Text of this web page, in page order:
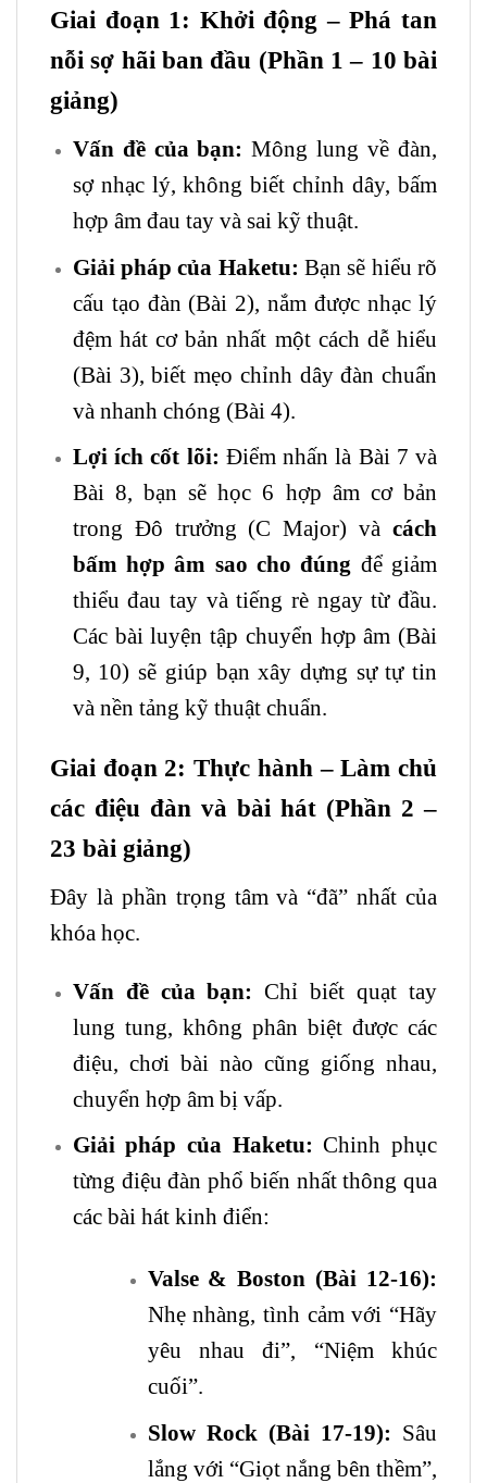
Giai đoạn 1: Khởi động – Phá tan
nỗi sợ hãi ban đầu (Phần 1 – 10 bài
giảng)
Vấn đề của bạn: Mông lung về đàn,
sợ nhạc lý, không biết chỉnh dây, bấm
hợp âm đau tay và sai kỹ thuật.
Giải pháp của Haketu: Bạn sẽ hiểu rõ
cấu tạo đàn (Bài 2), nắm được nhạc lý
đệm hát cơ bản nhất một cách dễ hiểu
(Bài 3), biết mẹo chỉnh dây đàn chuẩn
và nhanh chóng (Bài 4).
Lợi ích cốt lõi: Điểm nhấn là Bài 7 và
Bài 8, bạn sẽ học 6 hợp âm cơ bản
trong Đô trưởng (C Major) và cách
bấm hợp âm sao cho đúng để giảm
thiểu đau tay và tiếng rè ngay từ đầu.
Các bài luyện tập chuyển hợp âm (Bài
9, 10) sẽ giúp bạn xây dựng sự tự tin
và nền tảng kỹ thuật chuẩn.
Giai đoạn 2: Thực hành – Làm chủ
các điệu đàn và bài hát (Phần 2 –
23 bài giảng)
Đây là phần trọng tâm và “đã” nhất của
khóa học.
Vấn đề của bạn: Chỉ biết quạt tay
lung tung, không phân biệt được các
điệu, chơi bài nào cũng giống nhau,
chuyển hợp âm bị vấp.
Giải pháp của Haketu: Chinh phục
từng điệu đàn phổ biến nhất thông qua
các bài hát kinh điển:
Valse & Boston (Bài 12-16):
Nhẹ nhàng, tình cảm với “Hãy
yêu nhau đi”, “Niệm khúc
cuối”.
Slow Rock (Bài 17-19): Sâu
lắng với “Giọt nắng bên thềm”,